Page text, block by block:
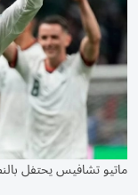
ماتيو تشافيس يحتفل